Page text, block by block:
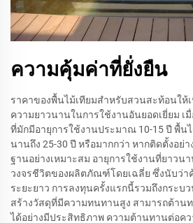
ความคุ้มค่าที่ยั่งยืน
ราคาของพื้นไม้เทียมสำหรับสวนสะท้อนให้
ความยาวนานในการใช้งานอันยอดเยี่ยม เ
ที่มักมีอายุการใช้งานประมาณ 10-15 ปี พื้น
นานถึง 25-30 ปี หรือมากกว่า หากติดตั้งอย่
ฐานอย่างเหมาะสม อายุการใช้งานที่ยาว
วงจรชีวิตของผลิตภัณฑ์โดยเฉลี่ย ซึ่งนับว่า
ระยะยาว การลงทุนครั้งแรกนี้รวมถึงกระบ
สร้างวัสดุที่มีความทนทานสูง สามารถต้าน
ได้อย่างมีประสิทธิภาพ ความต้านทานต่อคว